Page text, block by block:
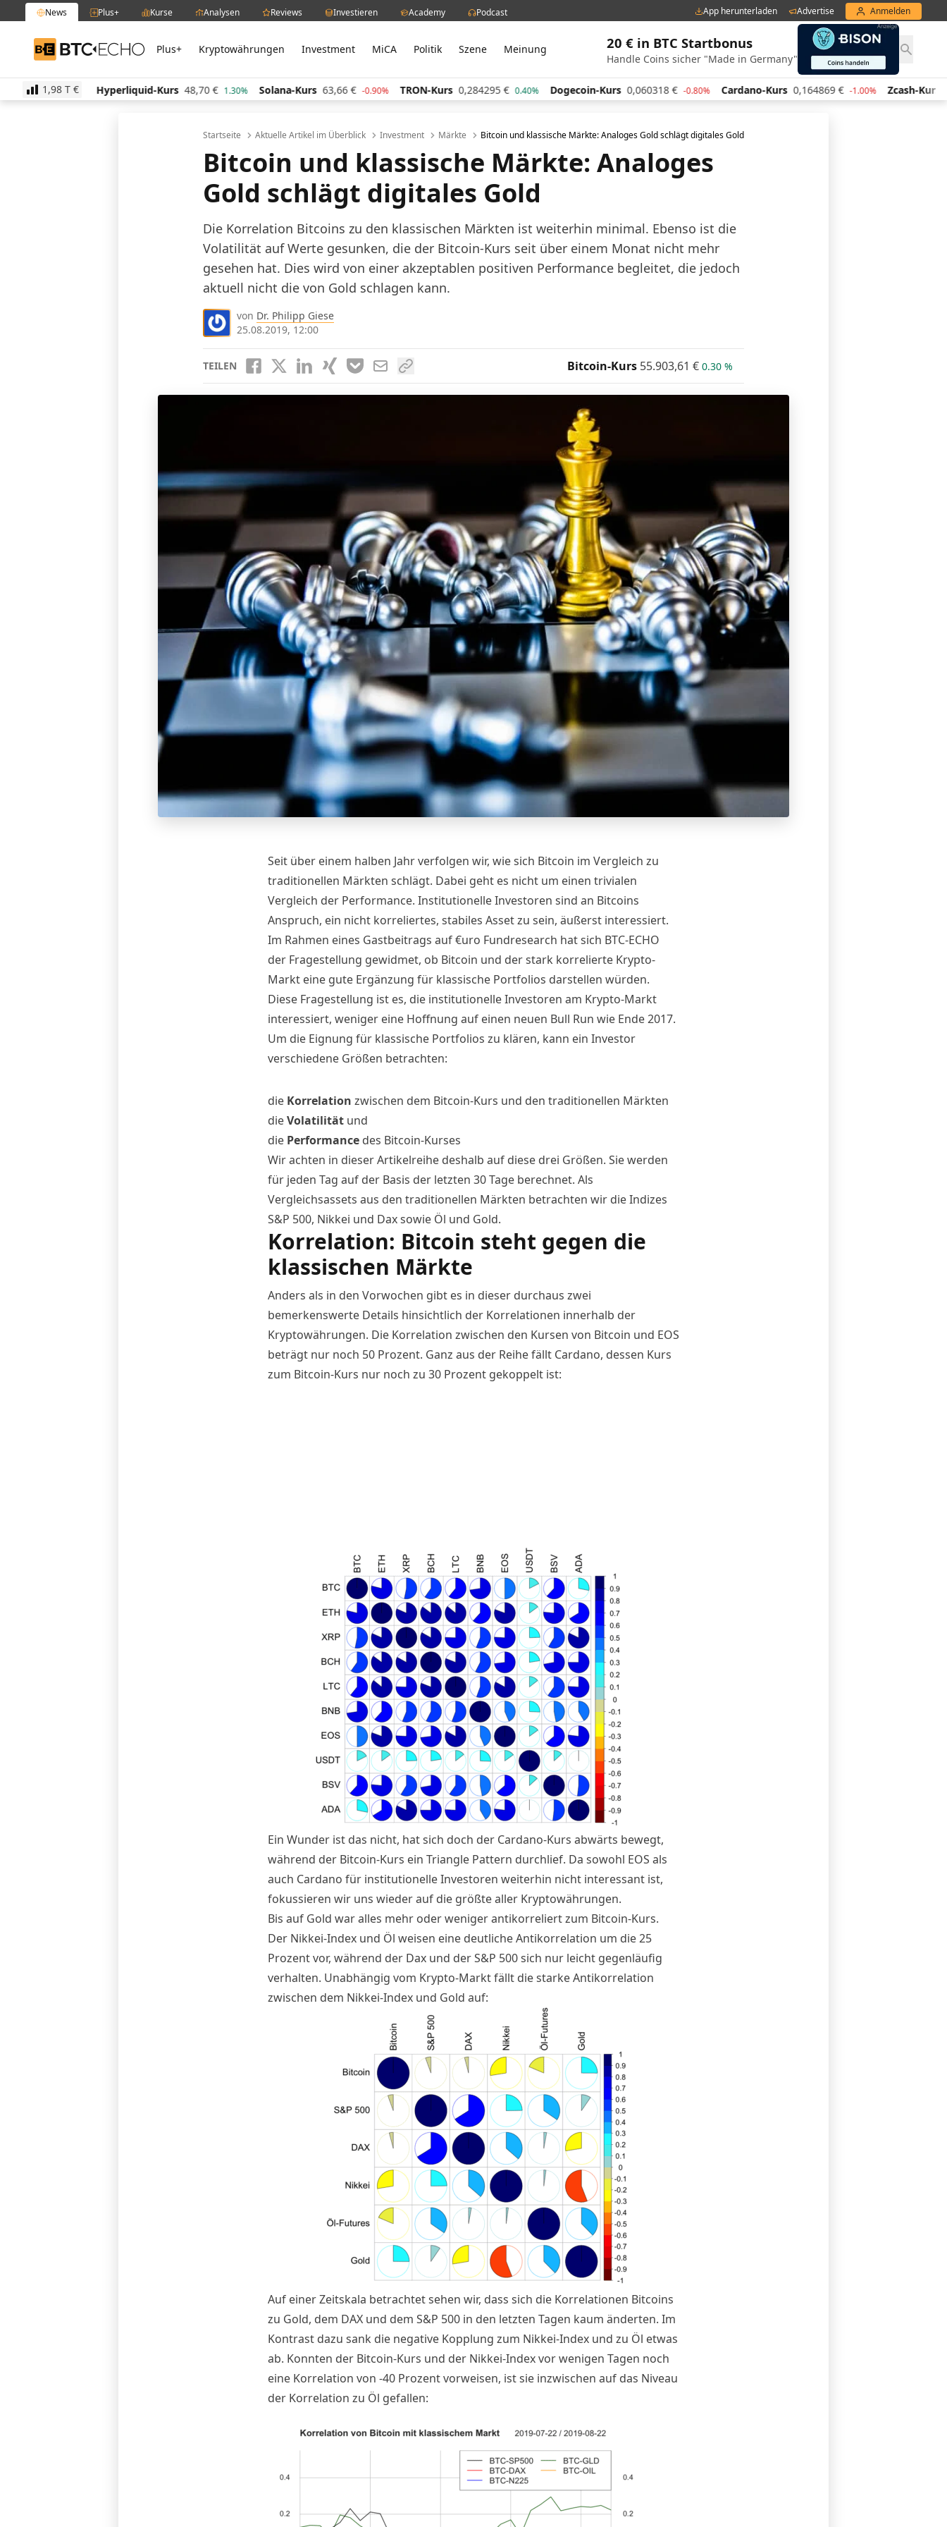
News Plus+ Kurse Analysen Reviews Investieren Academy Podcast App herunterladen Advertise Anmelden
BTC-ECHO Plus+ Kryptowährungen Investment MiCA Politik Szene Meinung 20 € in BTC Startbonus
Handle Coins sicher "Made in Germany"
1,98 T €
-1.80% Hyperliquid-Kurs 48,70 € 1.30% Solana-Kurs 63,66 € -0.90% TRON-Kurs 0,284295 € 0.40% Dogecoin-Kurs 0,060318 € -0.80% Cardano-Kurs 0,164869 € -1.00% Zcash-Kurs 439,47
Startseite Aktuelle Artikel im Überblick Investment Märkte Bitcoin und klassische Märkte: Analoges Gold schlägt digitales Gold
Bitcoin und klassische Märkte: Analoges
Gold schlägt digitales Gold
Die Korrelation Bitcoins zu den klassischen Märkten ist weiterhin minimal. Ebenso ist die
Volatilität auf Werte gesunken, die der Bitcoin-Kurs seit über einem Monat nicht mehr
gesehen hat. Dies wird von einer akzeptablen positiven Performance begleitet, die jedoch
aktuell nicht die von Gold schlagen kann.
von Dr. Philipp Giese
25.08.2019, 12:00
TEILEN Bitcoin-Kurs 55.903,61 € 0.30 %
Seit über einem halben Jahrverfolgen wir, wie sich Bitcoin im Vergleich zu
traditionellen Märkten schlägt. Dabei geht es nicht um einen trivialen
Vergleich der Performance. Institutionelle Investoren sind an Bitcoins
Anspruch, ein nicht korreliertes, stabiles Asset zu sein, äußerst interessiert.
Im Rahmen eines Gastbeitrags auf€uro Fundresearch hat sich BTC-ECHO
der Fragestellung gewidmet, ob Bitcoin und der stark korrelierte Krypto-
Markt eine gute Ergänzung für klassische Portfolios darstellen würden.
Diese Fragestellung ist es, die institutionelle Investoren am Krypto-Markt
interessiert, weniger eine Hoffnung auf einen neuen Bull Run wie Ende 2017.
Um die Eignung für klassische Portfolios zu klären, kann ein Investor
verschiedene Größen betrachten:
die Korrelation zwischen dem Bitcoin-Kurs und den traditionellen Märkten
dieVolatilitätund
die Performancedes Bitcoin-Kurses
Wir achten in dieser Artikelreihe deshalb auf diese drei Größen. Sie werden
für jeden Tag auf der Basis der letzten 30 Tage berechnet. Als
Vergleichsassets aus den traditionellen Märkten betrachten wir die Indizes
S&P 500, Nikkei und Dax sowie Öl und Gold.
Korrelation: Bitcoin steht gegen die
klassischen Märkte
Anders als in den Vorwochen gibt es in dieser durchaus zwei
bemerkenswerte Details hinsichtlich der Korrelationen innerhalb der
Kryptowährungen. Die Korrelation zwischen den Kursen von Bitcoin und EOS
beträgt nur noch 50 Prozent. Ganz aus der Reihe fällt Cardano, dessen Kurs
zum Bitcoin-Kurs nur noch zu 30 Prozent gekoppelt ist:
Ein Wunder ist das nicht, hat sich doch der Cardano-Kurs abwärts bewegt,
während der Bitcoin-Kurs ein Triangle Pattern durchlief. Da sowohl EOS als
auch Cardano für institutionelle Investoren weiterhin nicht interessant ist,
fokussieren wir uns wieder auf die größte aller Kryptowährungen.
Bis auf Gold war alles mehr oder weniger antikorreliert zum Bitcoin-Kurs.
Der Nikkei-Index und Öl weisen eine deutliche Antikorrelation um die 25
Prozent vor, während der Dax und der S&P 500 sich nur leicht gegenläufig
verhalten. Unabhängig vom Krypto-Markt fällt die starke Antikorrelation
zwischen dem Nikkei-Index und Gold auf:
Auf einer Zeitskala betrachtet sehen wir, dass sich die Korrelationen Bitcoins
zu Gold, dem DAX und dem S&P 500 in den letzten Tagen kaum änderten. Im
Kontrast dazu sank die negative Kopplung zum Nikkei-Index und zu Öl etwas
ab. Konnten der Bitcoin-Kurs und der Nikkei-Index vor wenigen Tagen noch
eine Korrelation von -40 Prozent vorweisen, ist sie inzwischen auf das Niveau
der Korrelation zu Öl gefallen: